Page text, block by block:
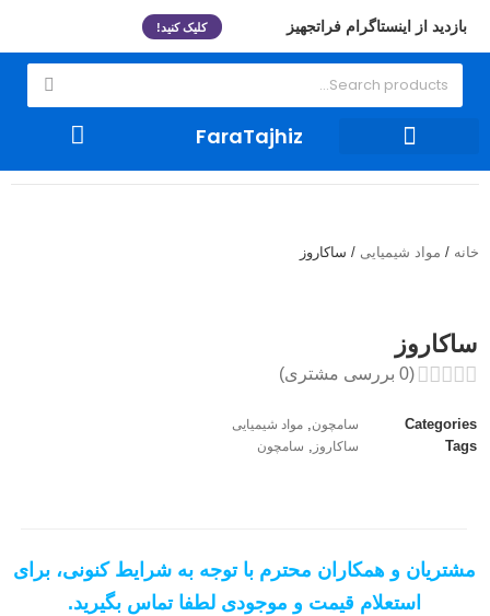
بازدید از اینستاگرام فراتجهیز کلیک کنید!
FaraTajhiz
خانه / مواد شیمیایی / ساکاروز
ساکاروز
(
0 بررسی مشتری)
Categories سامچون, مواد شیمیایی
Tags ساکاروز , سامچون
مشتریان و همکاران محترم با توجه به شرایط کنونی، برای
استعلام قیمت و موجودی لطفا تماس بگیرید.